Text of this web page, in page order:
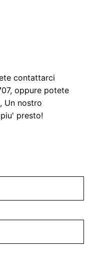
contattarci
oppure potete
Un nostro
presto!